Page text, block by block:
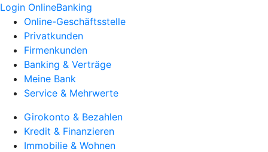
Login OnlineBanking
Online-Geschäftsstelle
Privatkunden
Firmenkunden
Banking & Verträge
Meine Bank
Service & Mehrwerte
Girokonto & Bezahlen
Kredit & Finanzieren
Immobilie & Wohnen